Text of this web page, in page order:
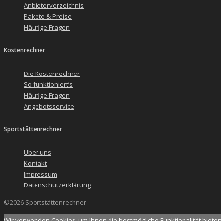
Anbieterverzeichnis
Pakete & Preise
Häufige Fragen
Kostenrechner
Die Kostenrechner
So funktioniert’s
Häufige Fragen
Angebotsservice
Sportstättenrechner
Über uns
Kontakt
Impressum
Datenschutzerklärung
©2026 Sportstättenrechner